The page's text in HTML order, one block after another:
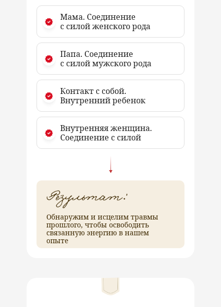
Мама. Соединение
с силой женского рода
Папа. Соединение
с силой мужского рода
Контакт с собой.
Внутренний ребенок
Внутренняя женщина.
Соединение с силой
Обнаружим и исцелим травмы
прошлого, чтобы освободить
связанную энергию в нашем
опыте